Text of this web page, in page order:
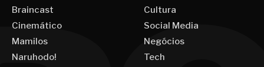
Braincast
Cinemático
Mamilos
Naruhodo!
Cultura
Social Media
Negócios
Tech